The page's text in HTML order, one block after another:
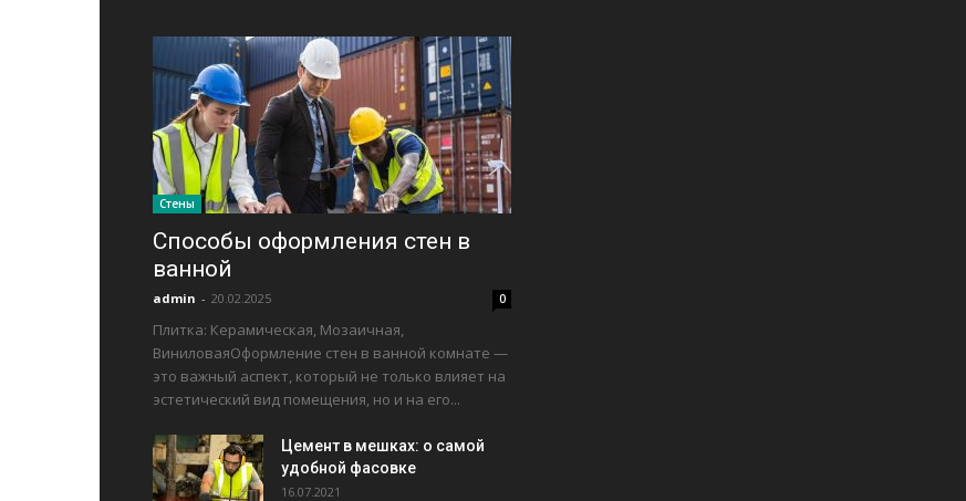
Стены
Способы оформления стен в
ванной
admin - 20.02.2025 0
Плитка: Керамическая, Мозаичная,
ВиниловаяОформление стен в ванной комнате —
это важный аспект, который не только влияет на
эстетический вид помещения, но и на его...
Цемент в мешках: о самой
удобной фасовке
16.07.2021